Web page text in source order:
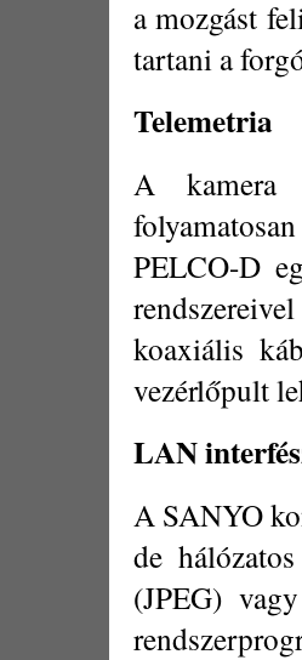
a mozgást
tartani a
Telemetria
A kamera
PELCO-D
koaxiális
vezérlőpult
LAN
A SANYO
de
(JPEG)